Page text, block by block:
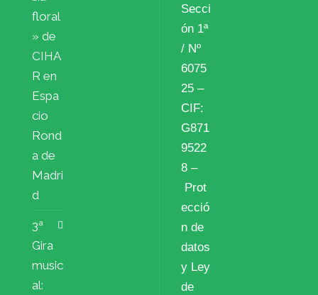
floral
» de
CIHA
R en
Espa
cio
Rond
a de
Madri
d
3ª
Gira
music
al:
Secci
ón 1ª
/ Nº
6075
25 –
CIF:
G871
9522
8 –
Prot
ecció
n de
datos
y Ley
de